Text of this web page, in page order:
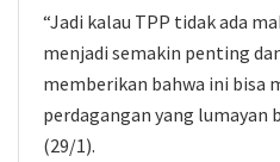
“Jadi kalau TPP tidak ada
menjadi semakin penting
memberikan bahwa ini bisa
perdagangan yang lumayan
(29/1).